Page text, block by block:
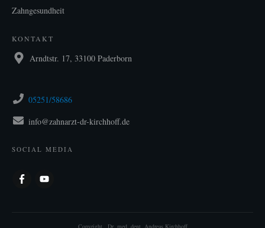
Zahngesundheit
KONTAKT
Arndtstr. 17, 33100 Paderborn
05251/58686
info@zahnarzt-dr-kirchhoff.de
SOCIAL MEDIA
Copyright . Dr. med. dent. Andreas Kirchhoff